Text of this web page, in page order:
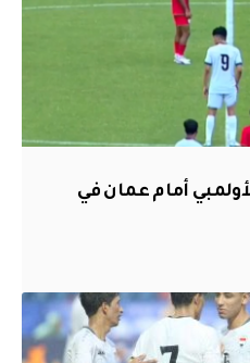
أمام عمان في